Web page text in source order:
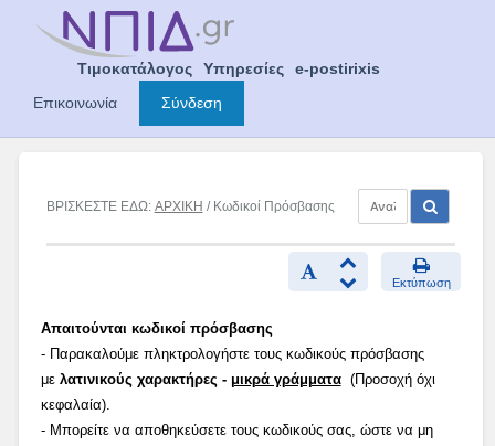
Τιμοκατάλογος Υπηρεσίες
e-postirixis
Επικοινωνία
Σύνδεση
ΒΡΙΣΚΕΣΤΕ ΕΔΩ: ΑΡΧΙΚΗ / Κωδικοί Πρόσβασης
Εκτύπωση
Απαιτούνται κωδικοί πρόσβασης
- Παρακαλούμε πληκτρολογήστε τους κωδικούς πρόσβασης
με λατινικούς χαρακτήρες - μικρά γράμματα(Προσοχή όχι
κεφαλαία).
- Μπορείτε να αποθηκεύσετε τους κωδικούς σας, ώστε να μη